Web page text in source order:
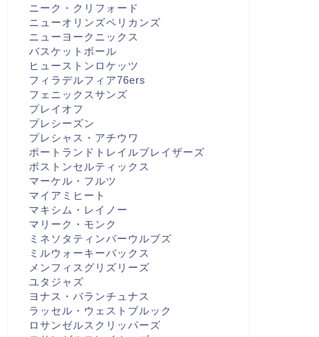
ニーク・クリフォード
ニューオリンズペリカンズ
ニューヨークニックス
バスケットボール
ヒューストンロケッツ
フィラデルフィア76ers
フェニックスサンズ
プレイオフ
プレシーズン
プレシャス・アチウワ
ポートランドトレイルブレイザーズ
ボストンセルティックス
マーケル・フルツ
マイアミヒート
マキシム・レイノー
マリーク・モンク
ミネソタティンバーウルブズ
ミルウォーキーバックス
メンフィスグリズリーズ
ユタジャズ
ヨナス・バランチュナス
ラッセル・ウェストブルック
ロサンゼルスクリッパーズ